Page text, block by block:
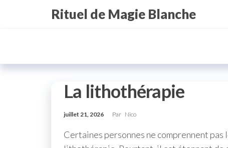
Rituel de Magie Blanche
La lithothérapie
juillet 21, 2026 Par Nico
Certaines personnes ne comprennent pas